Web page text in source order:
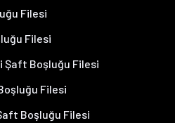
Filesi
Filesi
Şaft Boşluğu Filesi
Filesi
Boşluğu Filesi